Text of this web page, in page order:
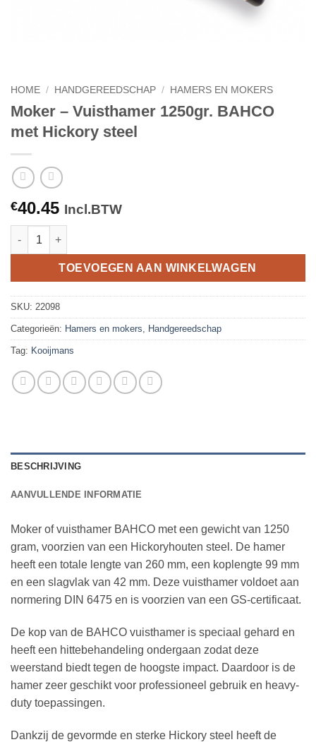
HOME / HANDGEREEDSCHAP / HAMERS EN MOKERS
Moker – Vuisthamer 1250gr. BAHCO
met Hickory steel
€40.45 Incl.BTW
Moker - Vuisthamer 1250gr. BAHCO met Hickory steel aantal
TOEVOEGEN AAN WINKELWAGEN
SKU: 22098
Categorieën: Hamers en mokers, Handgereedschap
Tag: Kooijmans
BESCHRIJVING
AANVULLENDE INFORMATIE
Moker of vuisthamer BAHCO met een gewicht van 1250
gram, voorzien van een Hickoryhouten steel. De hamer
heeft een totale lengte van 260 mm, een koplengte 99 mm
en een slagvlak van 42 mm. Deze vuisthamer voldoet aan
normering DIN 6475 en is voorzien van een GS-certificaat.
De kop van de BAHCO vuisthamer is speciaal gehard en
heeft een hittebehandeling ondergaan zodat deze
weerstand biedt tegen de hoogste impact. Daardoor is de
hamer zeer geschikt voor professioneel gebruik en heavy-
duty toepassingen.
Dankzij de gevormde en sterke Hickory steel heeft de